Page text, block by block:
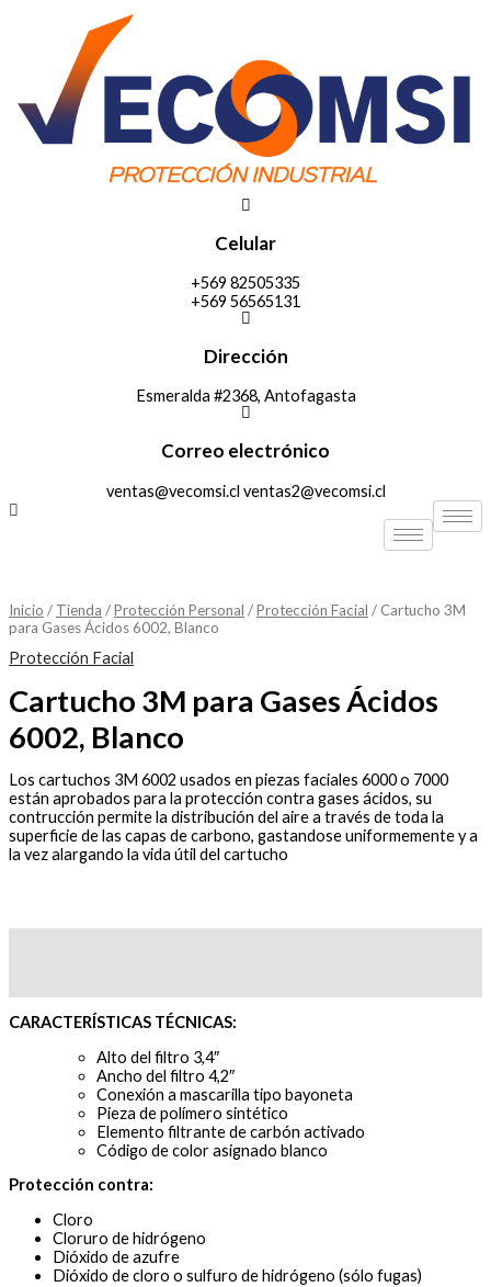
Celular
+569 82505335
+569 56565131
Dirección
Esmeralda #2368, Antofagasta
Correo electrónico
ventas@vecomsi.cl ventas2@vecomsi.cl
Inicio / Tienda /Protección Personal /Protección Facial / Cartucho 3M
para Gases Ácidos 6002, Blanco
Protección Facial
Cartucho 3M para Gases Ácidos
6002, Blanco
Los cartuchos 3M 6002 usados en piezas faciales 6000 o 7000
están aprobados para la protección contra gases ácidos, su
contrucción permite la distribución del aire a través de toda la
superficie de las capas de carbono, gastandose uniformemente y a
la vez alargando la vida útil del cartucho
CARACTERÍSTICAS TÉCNICAS:
Alto del filtro 3,4″
Ancho del filtro 4,2″
Conexión a mascarilla tipo bayoneta
Pieza de polímero sintético
Elemento filtrante de carbón activado
Código de color asignado blanco
Protección contra:
Cloro
Cloruro de hidrógeno
Dióxido de azufre
Dióxido de cloro o sulfuro de hidrógeno (sólo fugas)